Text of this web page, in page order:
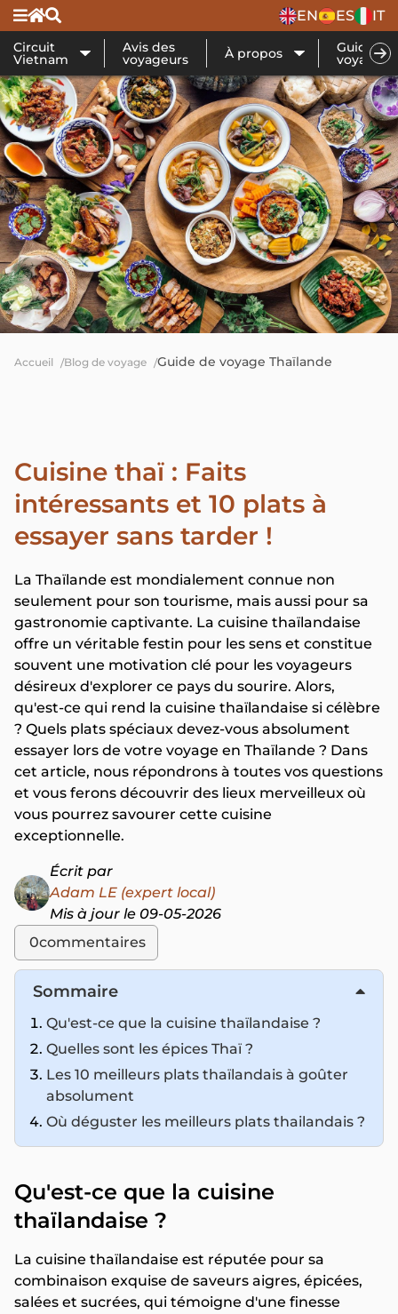
EN ES IT
Circuit
Vietnam
Avis des
voyageurs À propos Guide de
voyage
Accueil Blog de voyage Guide de voyage Thaïlande
Cuisine thaï : Faits
intéressants et 10 plats à
essayer sans tarder !
La Thaïlande est mondialement connue non
seulement pour son tourisme, mais aussi pour sa
gastronomie captivante. La cuisine thaïlandaise
offre un véritable festin pour les sens et constitue
souvent une motivation clé pour les voyageurs
désireux d'explorer ce pays du sourire. Alors,
qu'est-ce qui rend la cuisine thaïlandaise si célèbre
? Quels plats spéciaux devez-vous absolument
essayer lors de votre voyage en Thaïlande ? Dans
cet article, nous répondrons à toutes vos questions
et vous ferons découvrir des lieux merveilleux où
vous pourrez savourer cette cuisine
exceptionnelle.
Écrit par
Adam LE (expert local)
Mis à jour le 09-05-2026
0commentaires
Sommaire
Qu'est-ce que la cuisine thaïlandaise ?
Quelles sont les épices Thaï ?
Les 10 meilleurs plats thaïlandais à goûter
absolument
Où déguster les meilleurs plats thailandais ?
Qu'est-ce que la cuisine
thaïlandaise ?
La cuisine thaïlandaise est réputée pour sa
combinaison exquise de saveurs aigres, épicées,
salées et sucrées, qui témoigne d'une finesse